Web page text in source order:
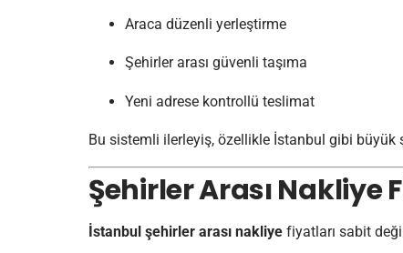
Araca düzenli yerleştirme
Şehirler arası güvenli taşıma
Yeni adrese kontrollü teslimat
Bu sistemli ilerleyiş, özellikle İstanbul gibi
Şehirler Arası Nakliye
İstanbul şehirler arası nakliye fiyatları sabit